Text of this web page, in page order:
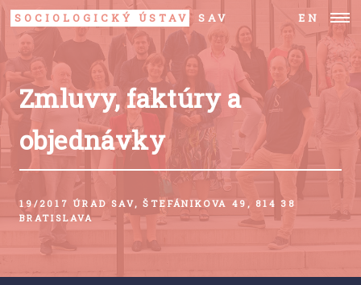
SOCIOLOGICKÝ ÚSTAV SAV EN
Zmluvy, faktúry a
objednávky
19/2017 ÚRAD SAV, ŠTEFÁNIKOVA 49, 814 38
BRATISLAVA